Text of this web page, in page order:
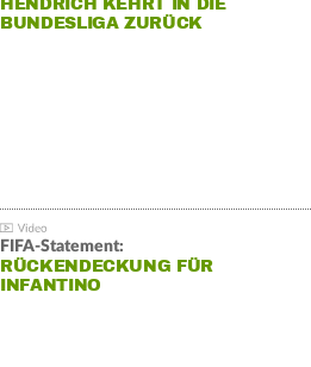
HENDRICH KEHRT IN DIE
BUNDESLIGA ZURÜCK
FIFA-Statement:
RÜCKENDECKUNG FÜR
INFANTINO